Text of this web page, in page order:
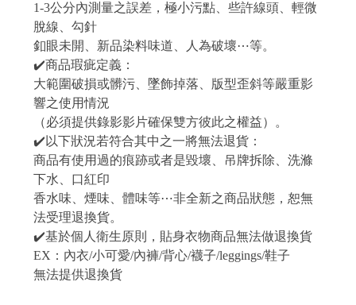
1-3公分內測量之誤差，極小污點、些許線頭、輕微
脫線、勾針
釦眼未開、新品染料味道、人為破壞⋯等。
✔️商品瑕疵定義：
大範圍破損或髒污、墜飾掉落、版型歪斜等嚴重影
響之使用情況
（必須提供錄影影片確保雙方彼此之權益）。
✔️以下狀況若符合其中之一將無法退貨：
商品有使用過的痕跡或者是毀壞、吊牌拆除、洗滌
下水、口紅印
香水味、煙味、體味等⋯非全新之商品狀態，恕無
法受理退換貨。
✔️基於個人衛生原則，貼身衣物商品無法做退換貨
EX：內衣/小可愛/內褲/背心/襪子/leggings/鞋子
無法提供退換貨